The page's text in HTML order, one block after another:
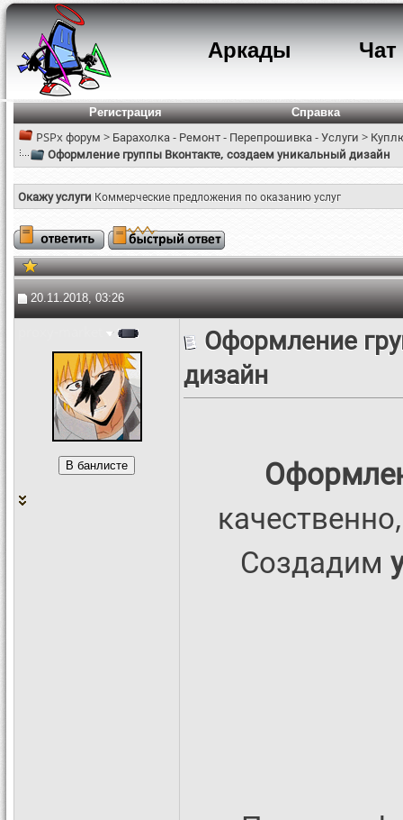
Аркады Чат
Регистрация Справка
PSPx форум > Барахолка - Ремонт - Перепрошивка - Услуги >
Оформление группы Вконтакте, создаем уникальный дизайн
Окажу услуги Коммерческие предложения по оказанию услуг
20.11.2018, 03:26
Оформление
дизайн
Создадим